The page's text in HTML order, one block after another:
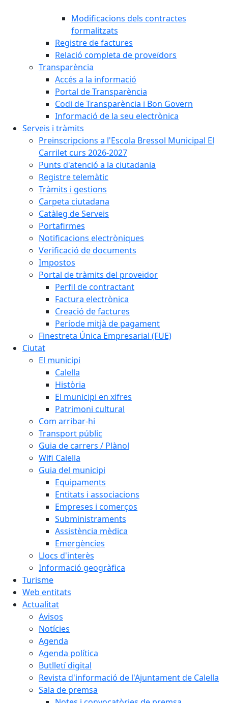
Modificacions dels contractes
formalitzats
Registre de factures
Relació completa de proveïdors
Transparència
Accés a la informació
Portal de Transparència
Codi de Transparència i Bon Govern
Informació de la seu electrònica
Serveis i tràmits
Preinscripcions a l'Escola Bressol Municipal El
Carrilet curs 2026-2027
Punts d'atenció a la ciutadania
Registre telemàtic
Tràmits i gestions
Carpeta ciutadana
Catàleg de Serveis
Portafirmes
Notificacions electròniques
Verificació de documents
Impostos
Portal de tràmits del proveïdor
Perfil de contractant
Factura electrònica
Creació de factures
Període mitjà de pagament
Finestreta Única Empresarial (FUE)
Ciutat
El municipi
Calella
Història
El municipi en xifres
Patrimoni cultural
Com arribar-hi
Transport públic
Guia de carrers / Plànol
Wifi Calella
Guia del municipi
Equipaments
Entitats i associacions
Empreses i comerços
Subministraments
Assistència mèdica
Emergències
Llocs d'interès
Informació geogràfica
Turisme
Web entitats
Actualitat
Avisos
Notícies
Agenda
Agenda política
Butlletí digital
Revista d'informació de l'Ajuntament de Calella
Sala de premsa